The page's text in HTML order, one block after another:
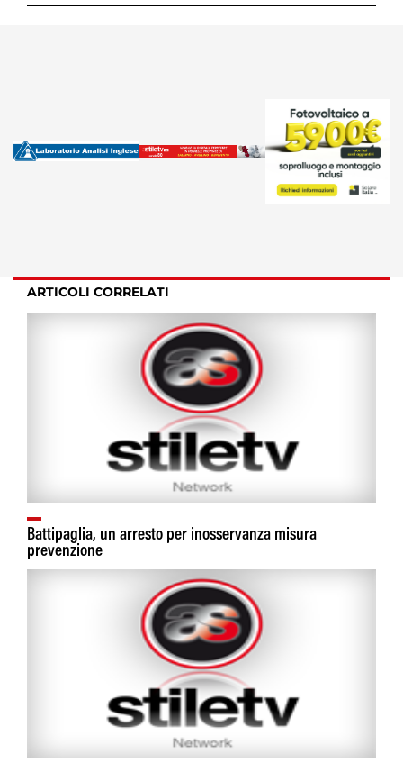
ARTICOLI CORRELATI
Battipaglia, un arresto per inosservanza misura
prevenzione